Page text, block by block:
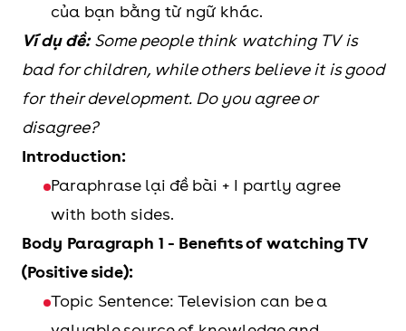
của bạn bằng từ ngữ khác.
Ví dụ đề: Some people think watching TV is
bad for children, while others believe it is good
for their development. Do you agree or
disagree?
Introduction:
Paraphrase lại đề bài + I partly agree
with both sides.
Body Paragraph 1 - Benefits of watching TV
(Positive side):
Topic Sentence: Television can be a